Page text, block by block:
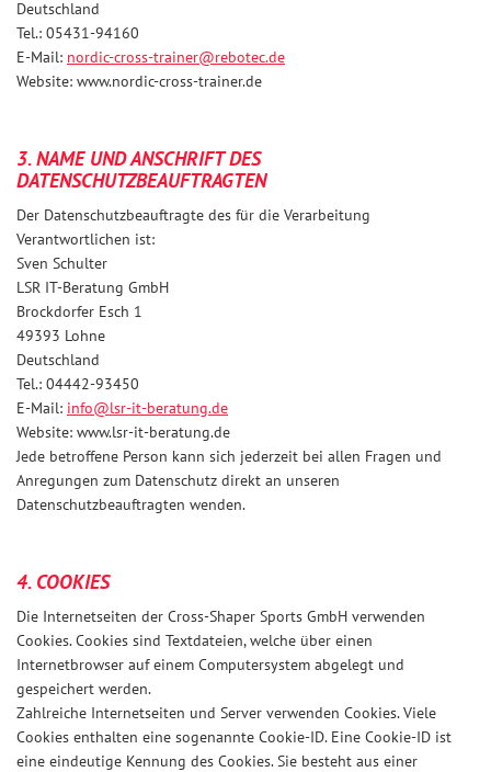
Deutschland
Tel.: 05431-94160
E-Mail: nordic-cross-trainer@rebotec.de
Website: www.nordic-cross-trainer.de
3. NAME UND ANSCHRIFT DES
DATENSCHUTZBEAUFTRAGTEN
Der Datenschutzbeauftragte des für die Verarbeitung
Verantwortlichen ist:
Sven Schulter
LSR IT-Beratung GmbH
Brockdorfer Esch 1
49393 Lohne
Deutschland
Tel.: 04442-93450
E-Mail: info@lsr-it-beratung.de
Website: www.lsr-it-beratung.de
Jede betroffene Person kann sich jederzeit bei allen Fragen und
Anregungen zum Datenschutz direkt an unseren
Datenschutzbeauftragten wenden.
4. COOKIES
Die Internetseiten der Cross-Shaper Sports GmbH verwenden
Cookies. Cookies sind Textdateien, welche über einen
Internetbrowser auf einem Computersystem abgelegt und
gespeichert werden.
Zahlreiche Internetseiten und Server verwenden Cookies. Viele
Cookies enthalten eine sogenannte Cookie-ID. Eine Cookie-ID ist
eine eindeutige Kennung des Cookies. Sie besteht aus einer